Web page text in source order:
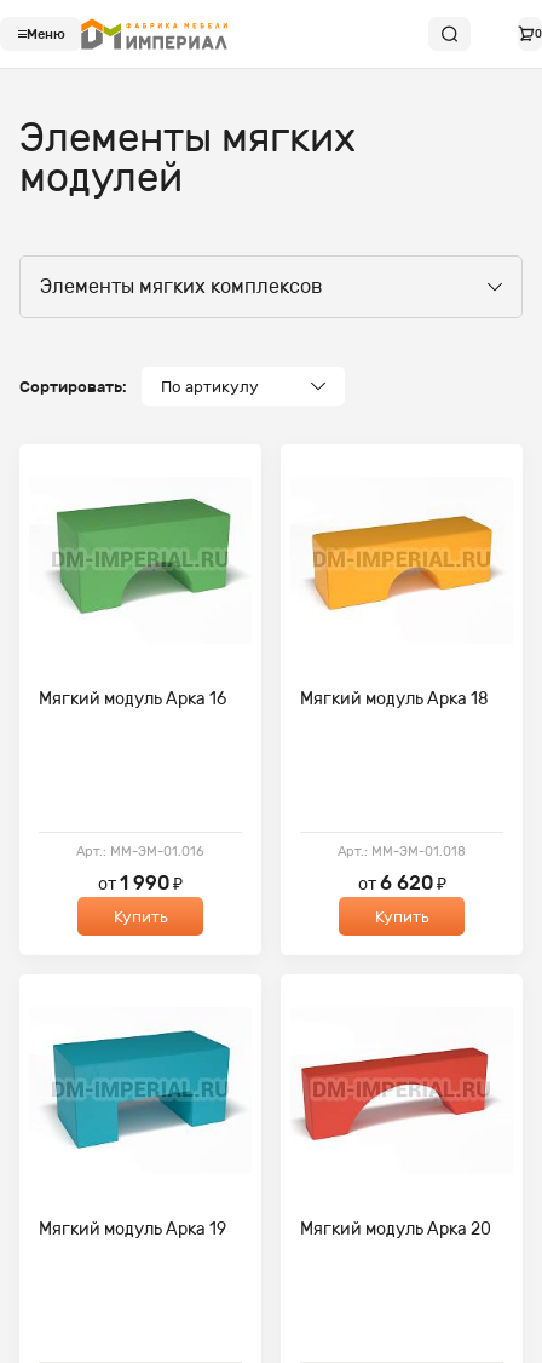
Меню 0
Элементы мягких
модулей
Элементы мягких комплексов
Сортировать: По артикулу
Мягкий модуль Арка 16
Арт.: ММ-ЭМ-01.016
от1 990₽
Купить
Мягкий модуль Арка 18
Арт.: ММ-ЭМ-01.018
от6 620₽
Купить
Мягкий модуль Арка 19 Мягкий модуль Арка 20